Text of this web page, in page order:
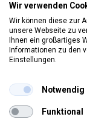
Anlässe &
Kostüme
Partydeko &
Das
Wir verwenden
Wir können diese zur
unsere Webseite zu
Ihnen ein großartiges
Informationen zu den
Einstellungen.
Notwendig
Funktional